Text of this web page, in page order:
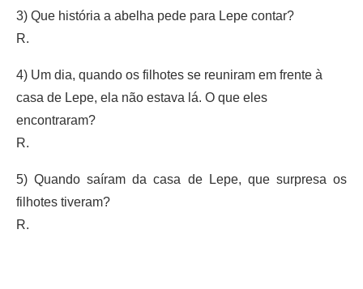
3) Que história a abelha pede para Lepe contar?
R.
4) Um dia, quando os filhotes se reuniram em frente à
casa de Lepe, ela não estava lá. O que eles
encontraram?
R.
5) Quando saíram da casa de Lepe, que surpresa os
filhotes tiveram?
R.